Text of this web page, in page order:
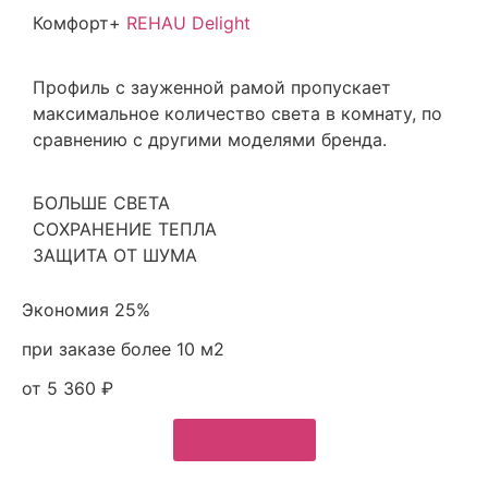
Комфорт+ REHAU Delight
Профиль с зауженной рамой пропускает
максимальное количество света в комнату, по
сравнению с другими моделями бренда.
БОЛЬШЕ СВЕТА
СОХРАНЕНИЕ ТЕПЛА
ЗАЩИТА ОТ ШУМА
Экономия 25%
при заказе более 10 м2
от 5 360 ₽